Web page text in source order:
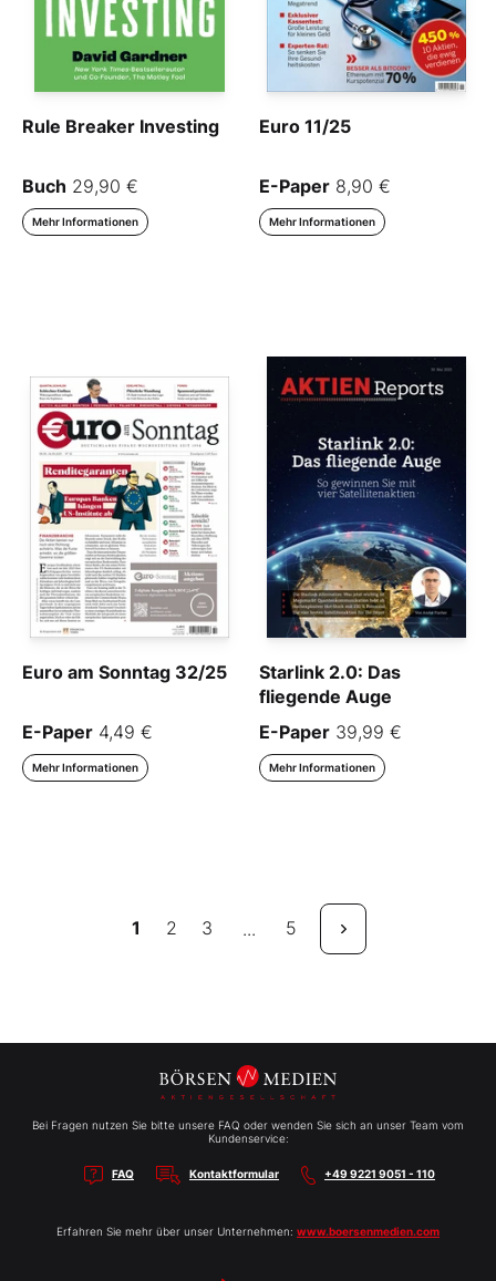
Rule Breaker Investing
Buch 29,90 €
Mehr Informationen
Euro 11/25
E-Paper 8,90 €
Mehr Informationen
Euro am Sonntag 32/25
E-Paper 4,49 €
Mehr Informationen
Starlink 2.0: Das
fliegende Auge
E-Paper 39,99 €
Mehr Informationen
1 2 3 ... 5
Bei Fragen nutzen Sie bitte unsere FAQ oder wenden Sie sich an unser Team vom
Kundenservice:
FAQ Kontaktformular +49 9221 9051 - 110
Erfahren Sie mehr über unser Unternehmen: www.boersenmedien.com